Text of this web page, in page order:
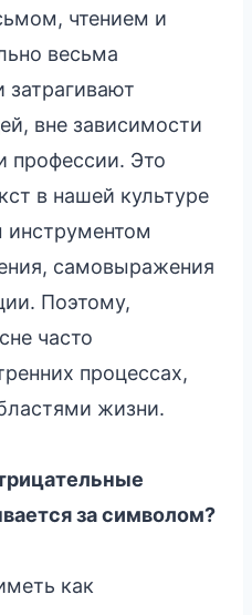
чтением и
весьма
затрагивают
вне зависимости
профессии. Это
в нашей культуре
самовыражения
Поэтому,
часто
процессах,
жизни.
за символом?
как